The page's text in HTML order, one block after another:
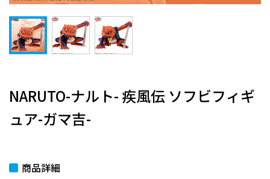
NARUTO-ナルト- 疾風伝 ソフビフィギ
ュア-ガマ吉-
商品詳細